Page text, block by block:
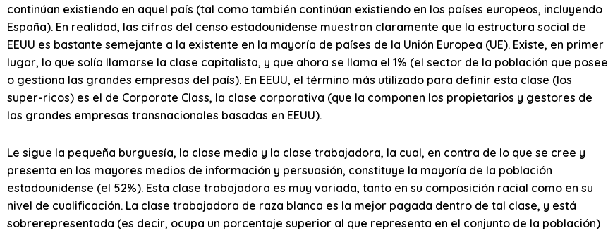
continúan existiendo en aquel país (tal como también continúan existiendo en los países europeos, incluyendo
España). En realidad, las cifras del censo estadounidense muestran claramente que la estructura social de
EEUU es bastante semejante a la existente en la mayoría de países de la Unión Europea (UE). Existe, en primer
lugar, lo que solía llamarse la clase capitalista, y que ahora se llama el 1% (el sector de la población que posee
o gestiona las grandes empresas del país). En EEUU, el término más utilizado para definir esta clase (los
super-ricos) es el de Corporate Class, la clase corporativa (que la componen los propietarios y gestores de
las grandes empresas transnacionales basadas en EEUU).
Le sigue la pequeña burguesía, la clase media y la clase trabajadora, la cual, en contra de lo que se cree y
presenta en los mayores medios de información y persuasión, constituye la mayoría de la población
estadounidense (el 52%). Esta clase trabajadora es muy variada, tanto en su composición racial como en su
nivel de cualificación. La clase trabajadora de raza blanca es la mejor pagada dentro de tal clase, y está
sobrerepresentada (es decir, ocupa un porcentaje superior al que representa en el conjunto de la población)